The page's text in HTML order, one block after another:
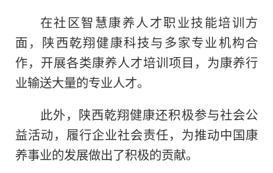
在社区智慧康养人才职业技能培训方
面，陕西乾翔健康科技与多家专业机构合
作，开展各类康养人才培训项目，为康养行
业输送大量的专业人才。
此外，陕西乾翔健康还积极参与社会公
益活动，履行企业社会责任，为推动中国康
养事业的发展做出了积极的贡献。